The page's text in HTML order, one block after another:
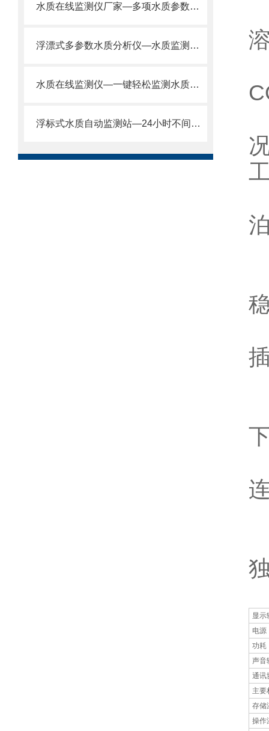
水质在线监测仪厂家—多项水质参数连续、实时、准确监测@2024全国发货
浮漂式多参数水质分析仪—水质监测专家，参数可定制@2024顺丰包邮
水质在线监测仪—一键轻松监测水质的水质在线分析仪@2024风途推送
浮标式水质自动监测站—24小时不间断收集数据的水质分析仪@风途推送
显示
电源
功耗
声音
通讯
主要
存储
操作